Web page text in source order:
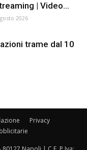
| Video...
2026
trame dal 10
Privacy